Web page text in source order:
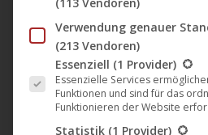
[Noom Records Logo]).
DISCOGS
BEATPORT
APPLE MUSIC
Verwendung genauer
(213 Vendoren)
Es folgt eine Liste der
Essenziell (1 Provider)
Essenzielle Services
Funktionen und sind für das
Funktionieren der Website
Statistik (1 Provider)